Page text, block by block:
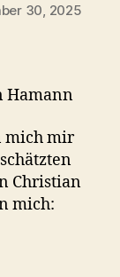
30, 2025
Hamann
mich mir
Christian
mich: